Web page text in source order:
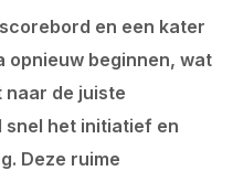
en een kater
opnieuw beginnen, wat
de juiste
snel het initiatief en
Deze ruime